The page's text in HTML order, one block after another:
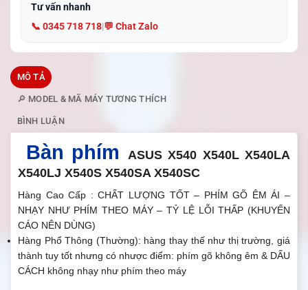
Tư vấn nhanh
📞 0345 718 718|💬 Chat Zalo
MÔ TẢ
🔎 MODEL & MÃ MÁY TƯƠNG THÍCH
BÌNH LUẬN
Bàn phím
ASUS X540 X540L X540LA
X540LJ X540S X540SA X540SC
Hàng Cao Cấp : CHẤT LƯỢNG TỐT – PHÍM GÕ ÊM ÁI –
NHẠY NHƯ PHÍM THEO MÁY – TỶ LỆ LỖI THẤP (KHUYẾN
CÁO NÊN DÙNG)
Hàng Phổ Thông (Thường): hàng thay thế như thị trường, giá
thành tuy tốt nhưng có nhược điểm: phím gõ không êm & DẤU
CÁCH không nhạy như phím theo máy